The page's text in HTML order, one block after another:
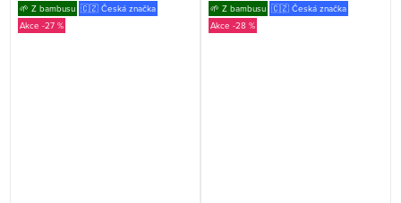
🌱 Z bambusu 🇨🇿 Česká značka
-27 %
🌱 Z bambusu 🇨🇿 Česká značka
-28 %